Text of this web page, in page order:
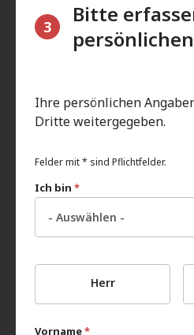
3
Bitte
Ihre persönlichen
Dritte weitergegeben.
Felder mit * sind Pflichtfelder.
Ich bin *
Herr
Vorname*